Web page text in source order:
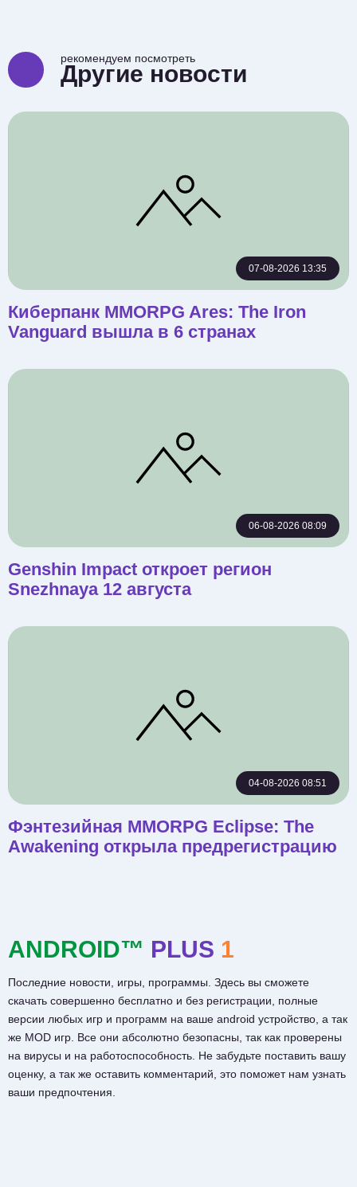
рекомендуем посмотреть
Другие новости
07-08-2026 13:35
Киберпанк MMORPG Ares: The Iron
Vanguard вышла в 6 странах
06-08-2026 08:09
Genshin Impact откроет регион
Snezhnaya 12 августа
04-08-2026 08:51
Фэнтезийная MMORPG Eclipse: The
Awakening открыла предрегистрацию
ANDROID™ PLUS 1
Последние новости, игры, программы. Здесь вы сможете
скачать совершенно бесплатно и без регистрации, полные
версии любых игр и программ на ваше android устройство, а так
же MOD игр. Все они абсолютно безопасны, так как проверены
на вирусы и на работоспособность. Не забудьте поставить вашу
оценку, а так же оставить комментарий, это поможет нам узнать
ваши предпочтения.